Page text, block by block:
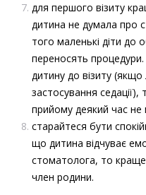
для першого візиту
дитина не думала про
того маленькі діти до
переносять
дитину до візиту
застосування
прийому деякий час
старайтеся бути
що дитина відчуває
стоматолога, то
член родини.